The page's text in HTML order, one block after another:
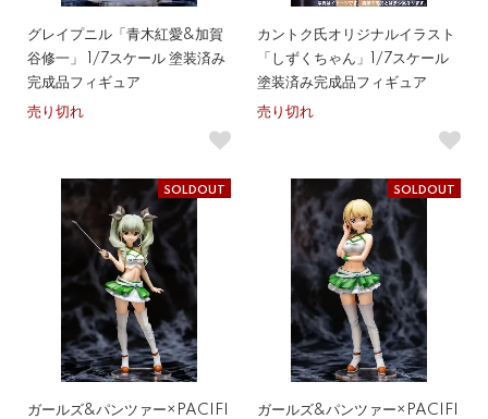
グレイプニル「青木紅愛&加賀
谷修一」 1/7スケール 塗装済み
完成品フィギュア
売り切れ
カントク氏オリジナルイラスト
「しずくちゃん」1/7スケール
塗装済み完成品フィギュア
売り切れ
SOLDOUT
ガールズ&パンツァー×PACIFI
SOLDOUT
ガールズ&パンツァー×PACIFI